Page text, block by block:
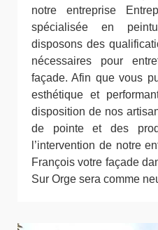
notre entreprise
spécialisée en
disposons des
nécessaires pour
façade. Afin que vous
esthétique et
disposition de nos
de pointe et des
l’intervention de notre
François votre façade
Sur Orge sera comme